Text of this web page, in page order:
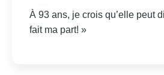
À 93 ans, je crois qu’elle peut
fait ma part! »